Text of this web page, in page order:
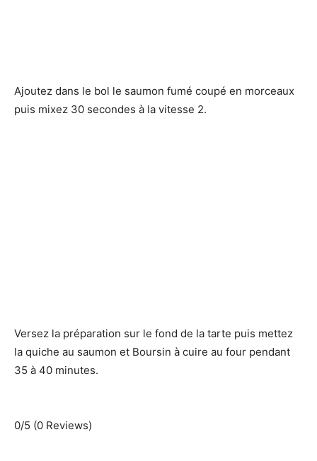
Ajoutez dans le bol le saumon fumé coupé en morceaux
puis mixez 30 secondes à la vitesse 2.
Versez la préparation sur le fond de la tarte puis mettez
la quiche au saumon et Boursin à cuire au four pendant
35 à 40 minutes.
0/5 (0 Reviews)